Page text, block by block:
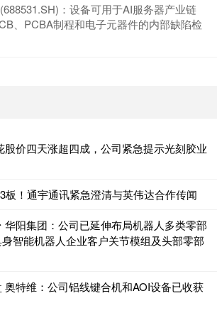
：设备可用于AI服务器产业链
、PCBA制程和电子元器件的内部缺陷检
股价四天涨超四成，公司紧急提示光刻胶业
板！通宇通讯紧急澄清与英伟达合作传闻
华阳集团：公司已延伸布局机器人多类零部
智能机器人企业客户关节模组及头部零部
奥特维：公司铝线键合机和AOI设备已收获